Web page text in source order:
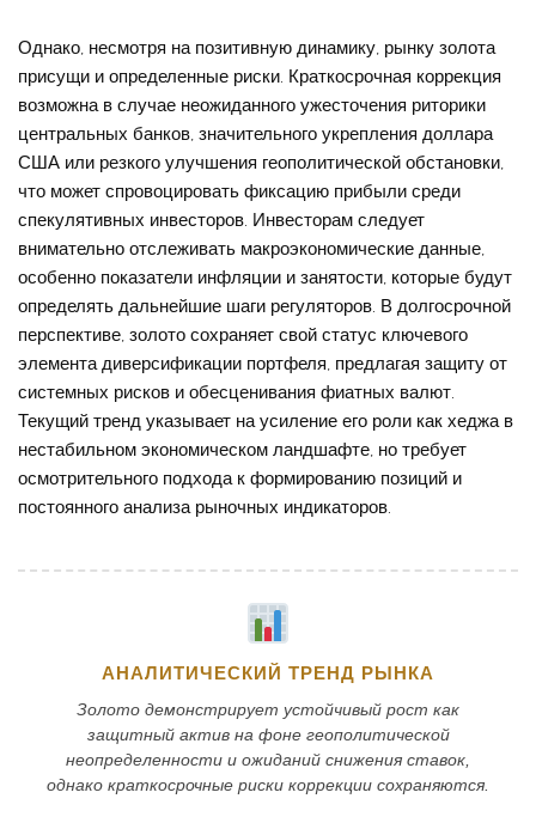
Однако, несмотря на позитивную динамику, рынку золота
присущи и определенные риски. Краткосрочная коррекция
возможна в случае неожиданного ужесточения риторики
центральных банков, значительного укрепления доллара
США или резкого улучшения геополитической обстановки,
что может спровоцировать фиксацию прибыли среди
спекулятивных инвесторов. Инвесторам следует
внимательно отслеживать макроэкономические данные,
особенно показатели инфляции и занятости, которые будут
определять дальнейшие шаги регуляторов. В долгосрочной
перспективе, золото сохраняет свой статус ключевого
элемента диверсификации портфеля, предлагая защиту от
системных рисков и обесценивания фиатных валют.
Текущий тренд указывает на усиление его роли как хеджа в
нестабильном экономическом ландшафте, но требует
осмотрительного подхода к формированию позиций и
постоянного анализа рыночных индикаторов.
АНАЛИТИЧЕСКИЙ ТРЕНД РЫНКА
Золото демонстрирует устойчивый рост как
защитный актив на фоне геополитической
неопределенности и ожиданий снижения ставок,
однако краткосрочные риски коррекции сохраняются.